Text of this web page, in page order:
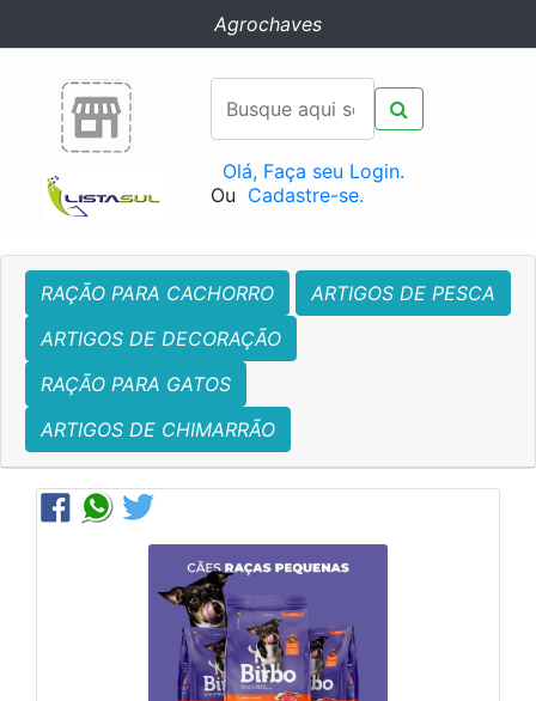
Agrochaves
Olá, Faça seu Login.
Ou Cadastre-se.
RAÇÃO PARA CACHORRO
ARTIGOS DE PESCA
ARTIGOS DE DECORAÇÃO
RAÇÃO PARA GATOS
ARTIGOS DE CHIMARRÃO